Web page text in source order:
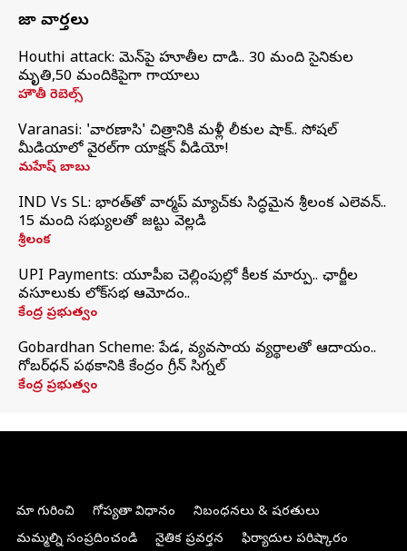
తాజా వార్తలు
Houthi attack: యెమెన్‌పై హూతీల దాడి.. 30 మంది సైనికుల
మృతి,50 మందికిపైగా గాయాలు
హౌతీ రెబెల్స్
Varanasi: 'వారణాసి' చిత్రానికి మళ్లీ లీకుల షాక్.. సోషల్
మీడియాలో వైరల్‌గా యాక్షన్ వీడియో!
మహేష్ బాబు
IND Vs SL: భారత్‌తో వార్మప్‌ మ్యాచ్‌కు సిద్ధమైన శ్రీలంక ఎలెవన్..
15 మంది సభ్యులతో జట్టు వెల్లడి
శ్రీలంక
UPI Payments: యూపీఐ చెల్లింపుల్లో కీలక మార్పు.. ఛార్జీల
వసూలుకు లోక్‌సభ ఆమోదం..
కేంద్ర ప్రభుత్వం
Gobardhan Scheme: పేడ, వ్యవసాయ వ్యర్థాలతో ఆదాయం..
గోబర్‌ధన్ పథకానికి కేంద్రం గ్రీన్ సిగ్నల్
కేంద్ర ప్రభుత్వం
మా గురించి గోప్యతా విధానం
నిబంధనలు & షరతులు
మమ్మల్ని సంప్రదించండి
నైతిక ప్రవర్తన ఫిర్యాదుల పరిష్కారం